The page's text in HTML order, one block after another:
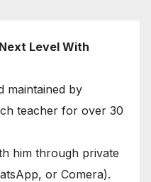
Level With
maintained by
teacher for over 30
him through private
or Comera).